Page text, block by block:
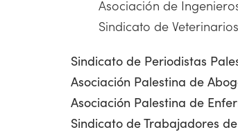
Asociación de
Sindicato de
Sindicato de Periodistas
Asociación Palestina de
Asociación Palestina de
Sindicato de Trabajadores